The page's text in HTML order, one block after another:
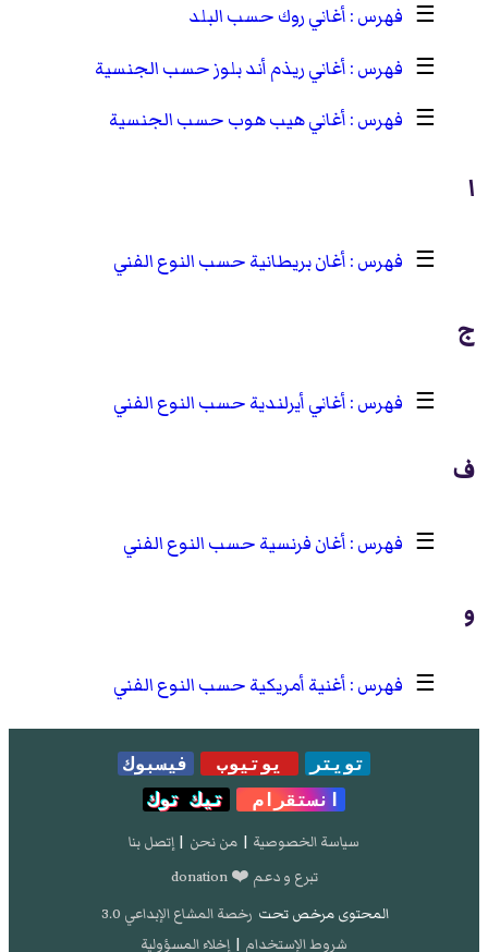
☰
أغاني روك حسب البلد
☰
أغاني ريذم أند بلوز حسب الجنسية
☰
أغاني هيب هوب حسب الجنسية
ا
☰ أغان بريطانية حسب النوع الفني
ج
☰ أغاني أيرلندية حسب النوع الفني
ف
☰ أغان فرنسية حسب النوع الفني
و
☰ أغنية أمريكية حسب النوع الفني
تويتر يوتيوب
فيسبوك
انستقرام
تيك توك
سياسة الخصوصية | من نحن | إتصل بنا
تبرع و دعم ❤️ donation
المحتوى مرخص تحت رخصة المشاع الإبداعي 3.0
شروط الإستخدام | إخلاء المسؤولية